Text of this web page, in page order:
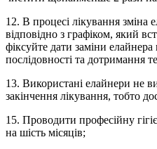
12. В процесі лікування зміна
відповідно з графіком, який
фіксуйте дати заміни
послідовності та дотримання
13. Використані елайнери не
закінчення лікування, тобто
15. Проводити професійну
на шість місяців;